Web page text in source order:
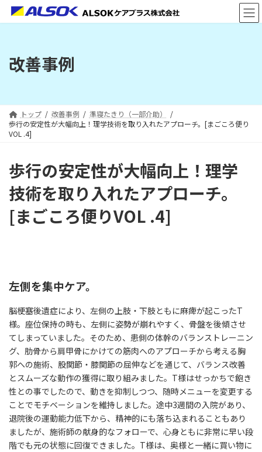
改善事例
トップ 改善事例
準寝たきり（一部介助）
歩行の安定性が大幅向上！理学技術を取り入れたアプローチ。[まごころ便り
VOL .4]
歩行の安定性が大幅向上！理学
技術を取り入れたアプローチ。
[まごころ便りVOL .4]
左側を集中ケア。
脳梗塞後遺症により、左側の上肢・下肢ともに麻痺が起こったT
様。座位保持の時も、左側に姿勢が崩れやすく、骨盤を後傾させ
てしまっていました。そのため、患側の体幹のバランストレーニン
グ、肋骨から肩甲骨にかけての筋肉へのアプローチから考える胸
郭への施術、股関節・膝関節の屈伸などを通じて、バランス改善
とスムーズな動作の獲得に取り組みました。T様はせっかちで飽き
性との事でしたので、動きを抑制しつつ、随時メニューを変更する
ことでモチベーションを維持しました。途中3週間の入院があり、
退院後の運動能力低下から、精神的にも落ち込まれることもあり
ましたが、施術師の献身的なフォローで、心身ともに非常に早い段
階でも元の状態に回復できました。T様は、奥様と一緒に買い物に